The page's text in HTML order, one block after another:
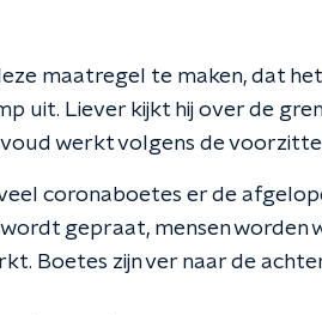
maatregel te maken, dat
uit. Liever kijkt hij over de
werkt volgens de
coronaboetes er de
gepraat, mensen worden
Boetes zijn ver naar de